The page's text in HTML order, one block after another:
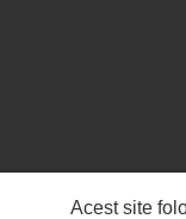
Acest site